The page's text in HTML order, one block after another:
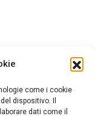
come i cookie
dispositivo. Il
dati come il